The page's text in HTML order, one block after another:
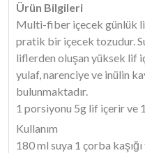
Ürün Bilgileri
Multi-fiber içecek günlük lif
pratik bir içecek tozudur.
liflerden oluşan yüksek lif
yulaf, narenciye ve inülin
bulunmaktadır.
1 porsiyonu 5g lif içerir ve
Kullanım
180 ml suya 1 çorba